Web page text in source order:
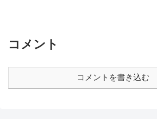
コメント
コメントを書き込む